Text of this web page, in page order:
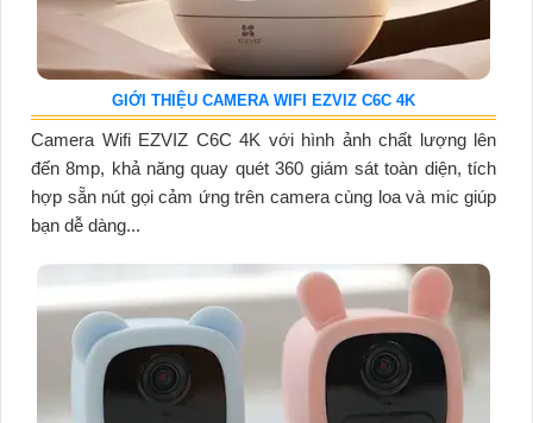
GIỚI THIỆU CAMERA WIFI EZVIZ C6C 4K
Camera Wifi EZVIZ C6C 4K với hình ảnh chất lượng lên
đến 8mp, khả năng quay quét 360 giám sát toàn diện, tích
hợp sẵn nút gọi cảm ứng trên camera cùng loa và mic giúp
bạn dễ dàng...